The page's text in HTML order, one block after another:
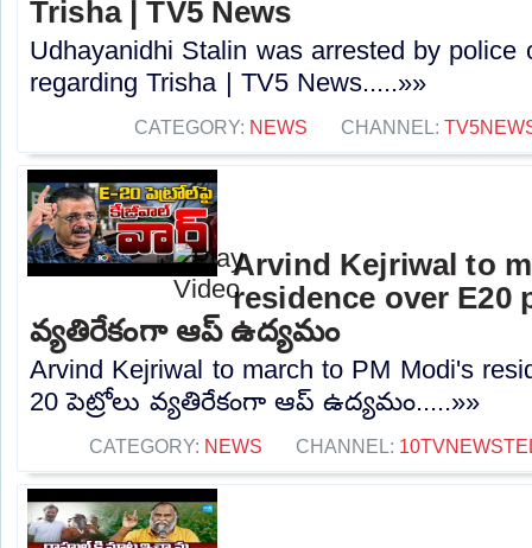
Trisha | TV5 News
Udhayanidhi Stalin was arrested by police
regarding Trisha | TV5 News.....»»
CATEGORY: NEWS CHANNEL:
Arvind Kejriwal to
residence over E20
వ్యతిరేకంగా ఆప్ ఉద్యమం
Arvind Kejriwal to march to PM Modi's
20 పెట్రోలు వ్యతిరేకంగా ఆప్ ఉద్యమం.....»»
CATEGORY: NEWS CHANNEL: